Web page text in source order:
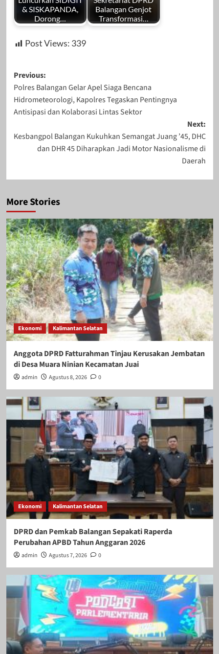
& SISKAPANDA,
Dorong…
Balangan Genjot
Transformasi…
Post Views: 339
Post
navigation
Previous:
Polres Balangan Gelar Apel Siaga Bencana
Hidrometeorologi, Kapolres Tegaskan Pentingnya
Antisipasi dan Kolaborasi Lintas Sektor
Next:
Kesbangpol Balangan Kukuhkan Semangat Juang ’45, DHC
dan DHR 45 Diharapkan Jadi Motor Nasionalisme di
Daerah
More Stories
Ekonomi Kalimantan Selatan
Anggota DPRD Fatturahman Tinjau Kerusakan Jembatan
di Desa Muara Ninian Kecamatan Juai
admin Agustus 8, 2026 0
Ekonomi Kalimantan Selatan
DPRD dan Pemkab Balangan Sepakati Raperda
Perubahan APBD Tahun Anggaran 2026
admin Agustus 7, 2026 0